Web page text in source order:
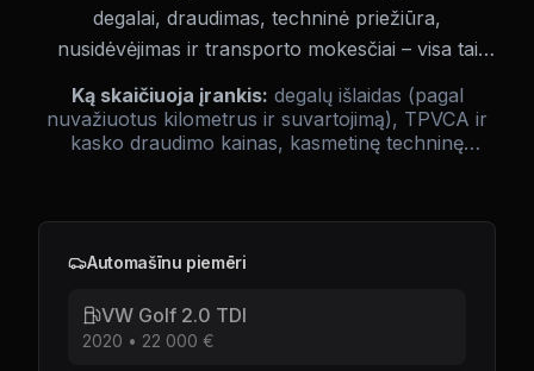
degalai, draudimas, techninė priežiūra,
nusidėvėjimas ir transporto mokesčiai – visa tai
automobilius ir sužinokite, kuris iš tikrųjų pigesnis.
Ką skaičiuoja įrankis: degalų išlaidas (pagal
nuvažiuotus kilometrus ir suvartojimą), TPVCA ir
kasko draudimo kainas, kasmetinę techninę
Automašīnu piemēri
VW Golf 2.0 TDI
2020 • 22 000 €